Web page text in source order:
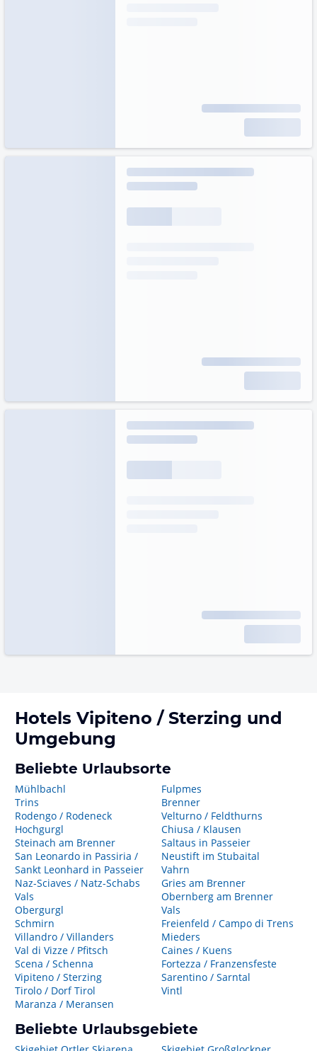
Hotels Vipiteno / Sterzing und
Umgebung
Beliebte Urlaubsorte
Mühlbachl
Trins
Rodengo / Rodeneck
Hochgurgl
Steinach am Brenner
San Leonardo in Passiria /
Sankt Leonhard in Passeier
Naz-Sciaves / Natz-Schabs
Vals
Obergurgl
Schmirn
Villandro / Villanders
Val di Vizze / Pfitsch
Scena / Schenna
Vipiteno / Sterzing
Tirolo / Dorf Tirol
Maranza / Meransen
Fulpmes
Brenner
Velturno / Feldthurns
Chiusa / Klausen
Saltaus in Passeier
Neustift im Stubaital
Vahrn
Gries am Brenner
Obernberg am Brenner
Vals
Freienfeld / Campo di Trens
Mieders
Caines / Kuens
Fortezza / Franzensfeste
Sarentino / Sarntal
Vintl
Beliebte Urlaubsgebiete